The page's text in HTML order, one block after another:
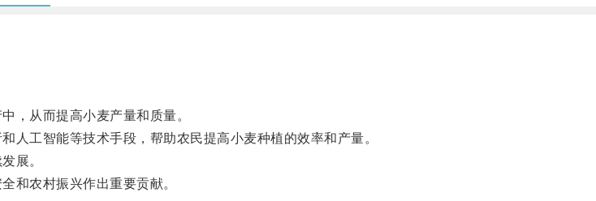
从而提高小麦产量和质量。
工智能等技术手段，帮助农民提高小麦种植的效率和产量。
展。
农村振兴作出重要贡献。